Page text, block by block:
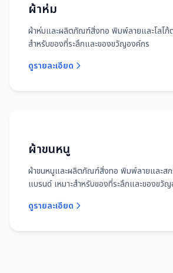
ผ้าห่ม
ผ้าห่มและผลิตภัณฑ์สิ่งทอ พิมพ์ลายและโลโก้
สำหรับของที่ระลึกและของขวัญองค์กร
ดูรายละเอียด
ผ้าขนหนู
ผ้าขนหนูและผลิตภัณฑ์สิ่งทอ พิมพ์ลายและสก
แบรนด์ เหมาะสำหรับของที่ระลึกและของขวั
ดูรายละเอียด